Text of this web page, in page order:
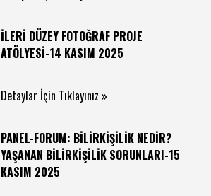
İLERİ DÜZEY FOTOĞRAF PROJE
ATÖLYESİ-14 KASIM 2025
Detaylar İçin Tıklayınız »
PANEL-FORUM: BİLİRKİŞİLİK NEDİR?
YAŞANAN BİLİRKİŞİLİK SORUNLARI-15
KASIM 2025